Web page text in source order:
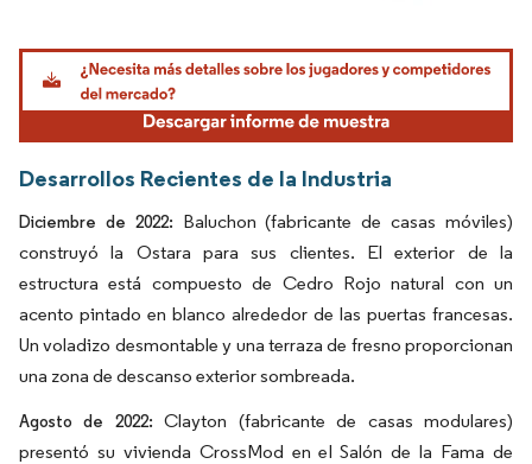
Imagen © Mordor Intelligence. El uso requiere atribución según CC BY 4.0.
Desarrollos Recientes de la Industria
Diciembre de 2022: Baluchon (fabricante de casas móviles)
construyó la Ostara para sus clientes. El exterior de la
estructura está compuesto de Cedro Rojo natural con un
acento pintado en blanco alrededor de las puertas francesas.
Un voladizo desmontable y una terraza de fresno proporcionan
una zona de descanso exterior sombreada.
Agosto de 2022: Clayton (fabricante de casas modulares)
presentó su vivienda CrossMod en el Salón de la Fama de